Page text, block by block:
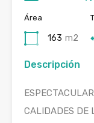
Área
163 m2
Descripción
CALIDADES DE